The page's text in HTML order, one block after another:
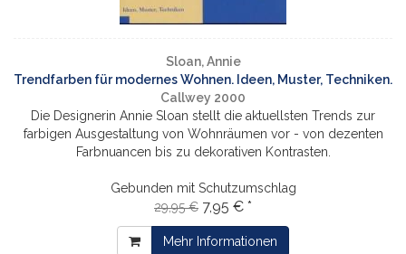
Sloan, Annie
Trendfarben für modernes Wohnen. Ideen, Muster, Techniken.
Callwey 2000
Die Designerin Annie Sloan stellt die aktuellsten Trends zur
farbigen Ausgestaltung von Wohnräumen vor - von dezenten
Farbnuancen bis zu dekorativen Kontrasten.
Gebunden mit Schutzumschlag
29,95 € 7,95 € *
Mehr Informationen